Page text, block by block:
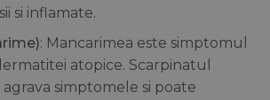
si inflamate.
: Mancarimea este simptomul
atopice. Scarpinatul
simptomele si poate